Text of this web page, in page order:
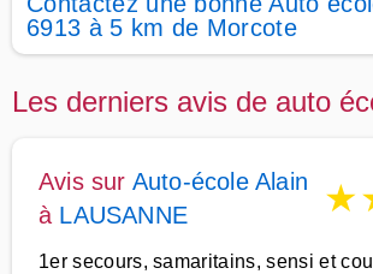
6913 à 5 km de Morcote
Les derniers avis de auto
Avis sur Auto-école Alain
à LAUSANNE ★
1er secours, samaritains, sensi et